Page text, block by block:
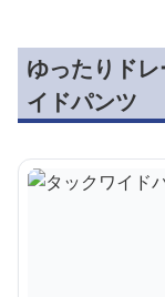
ゆったりド
イドパンツ